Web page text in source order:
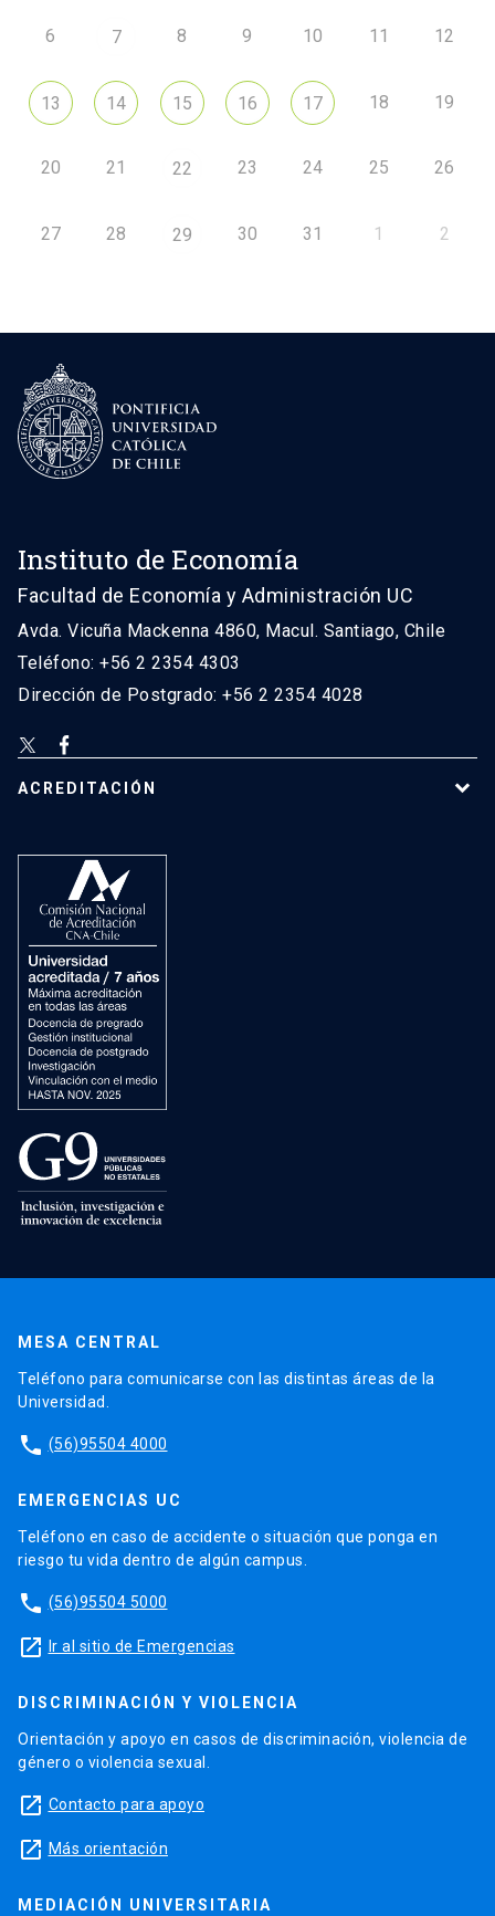
6 7 8 9 10 11 12
13 14 15 16 17 18 19
20 21 22 23 24 25 26
27 28 29 30 31 1 2
Instituto de Economía
Facultad de Economía y Administración UC
Avda. Vicuña Mackenna 4860, Macul. Santiago, Chile
Teléfono: +56 2 2354 4303
Dirección de Postgrado: +56 2 2354 4028
ACREDITACIÓN
MESA CENTRAL
Teléfono para comunicarse con las distintas áreas de la
Universidad.
phone (56)95504 4000
EMERGENCIAS UC
Teléfono en caso de accidente o situación que ponga en
riesgo tu vida dentro de algún campus.
phone (56)95504 5000
launch Ir al sitio de Emergencias
DISCRIMINACIÓN Y VIOLENCIA
Orientación y apoyo en casos de discriminación, violencia de
género o violencia sexual.
launch Contacto para apoyo
launch Más orientación
MEDIACIÓN UNIVERSITARIA